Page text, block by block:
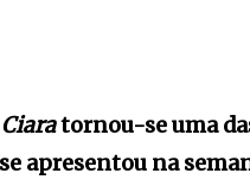
tornou-se uma
apresentou na